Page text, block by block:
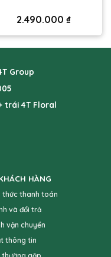
2.490.000 ₫
Group
trái 4T Floral
HÀNG
thức thanh toán
và đổi trả
vận chuyển
thông tin